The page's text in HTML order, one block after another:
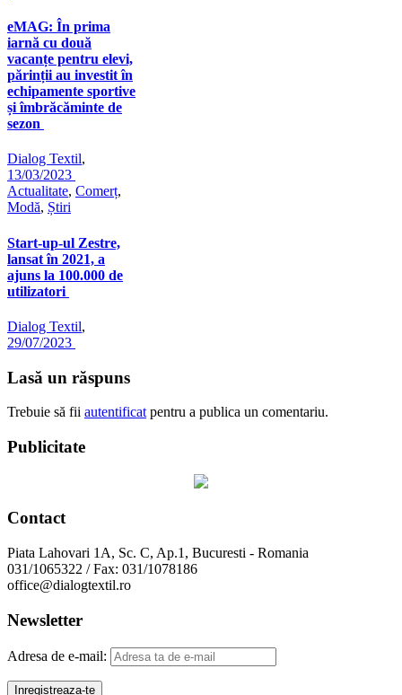
eMAG: În prima
iarnă cu două
vacanțe pentru elevi,
părinții au investit în
echipamente sportive
și îmbrăcăminte de
sezon
Dialog Textil,
13/03/2023
Actualitate, Comerț,
Modă, Știri
Start-up-ul Zestre,
lansat în 2021, a
ajuns la 100.000 de
utilizatori
Dialog Textil,
29/07/2023
Lasă un răspuns
Trebuie să fii autentificat pentru a publica un comentariu.
Publicitate
Contact
Piata Lahovari 1A, Sc. C, Ap.1, Bucuresti - Romania
031/1065322 / Fax: 031/1078186
office@dialogtextil.ro
Newsletter
Adresa de e-mail: